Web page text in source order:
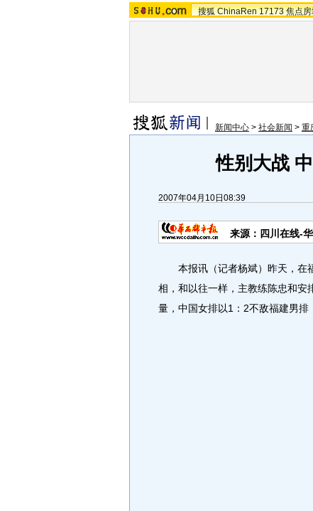
搜狐 ChinaRen 17173 焦点房
新闻中心 > 社会新闻 > 重
性别大战
2007年04月10日08:39
来源：四川在线-
本报讯（记者杨斌）昨天，在
相，和以往一样，主教练陈忠和安
量，中国女排以1：2不敌福建男排